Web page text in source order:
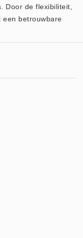
Door de flexibiliteit,
een betrouwbare